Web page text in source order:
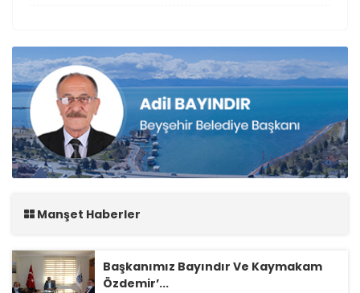
Manşet Haberler
Başkanımız Bayındır Ve Kaymakam
Özdemir’...